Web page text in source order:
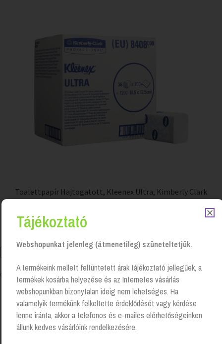
Toalettpapír Hajtogatott, Kleenex Ultra, Kimberly Clark
Összesen 1 találat
Kezdőlap Kiszerelés termék 7200 lap
Tájékoztató
Webshopunkat jelenleg (átmenetileg) szüneteltetjük.
A termékeink mellett feltüntetett árak tájékoztató jellegűek, a
termékek kosárba helyezése és az Internetes vásárlás
webshopunkban bizonytalan ideig nem lehetséges. Ha
valamelyik termékünk felkeltette érdeklődését vagy kérdése
lenne iránta, akkor a telefonos és e-mailes elérhetőségeinken
állunk kedves vásárlóink rendelkezésére.